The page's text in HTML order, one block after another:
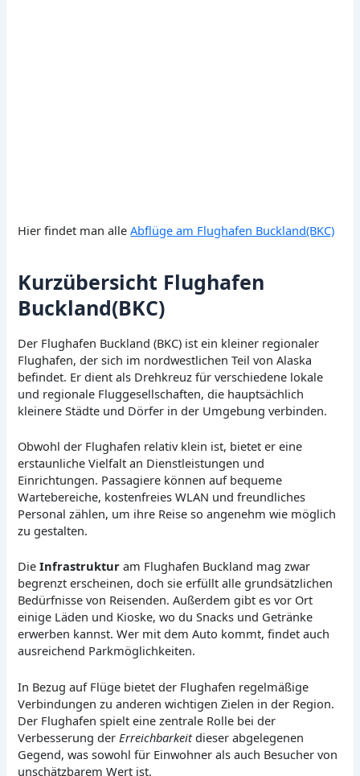
Hier findet man alleAbflüge am Flughafen Buckland(BKC)
Kurzübersicht Flughafen
Buckland(BKC)
Der Flughafen Buckland (BKC) ist ein kleiner regionaler
Flughafen, der sich im nordwestlichen Teil von Alaska
befindet. Er dient als Drehkreuz für verschiedene lokale
und regionale Fluggesellschaften, die hauptsächlich
kleinere Städte und Dörfer in der Umgebung verbinden.
Obwohl der Flughafen relativ klein ist, bietet er eine
erstaunliche Vielfalt an Dienstleistungen und
Einrichtungen. Passagiere können auf bequeme
Wartebereiche, kostenfreies WLAN und freundliches
Personal zählen, um ihre Reise so angenehm wie möglich
zu gestalten.
DieInfrastruktur am Flughafen Buckland mag zwar
begrenzt erscheinen, doch sie erfüllt alle grundsätzlichen
Bedürfnisse von Reisenden. Außerdem gibt es vor Ort
einige Läden und Kioske, wo du Snacks und Getränke
erwerben kannst. Wer mit dem Auto kommt, findet auch
ausreichend Parkmöglichkeiten.
In Bezug auf Flüge bietet der Flughafen regelmäßige
Verbindungen zu anderen wichtigen Zielen in der Region.
Der Flughafen spielt eine zentrale Rolle bei der
Verbesserung der Erreichbarkeitdieser abgelegenen
Gegend, was sowohl für Einwohner als auch Besucher von
unschätzbarem Wert ist.